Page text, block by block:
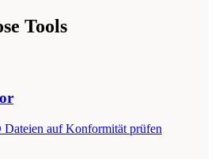
Tools
auf Konformität prüfen